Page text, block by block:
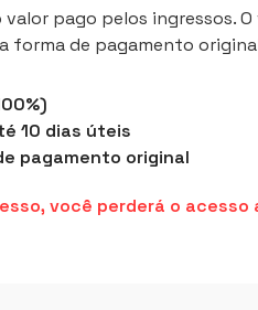
pago pelos ingressos.
forma de pagamento
10 dias úteis
pagamento original
você perderá o acesso